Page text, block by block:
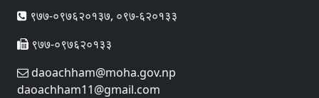
९७७-०९७६२०१३७, ०९७-६२०१३३
९७७-०९७६२०१३३
daoachham@moha.gov.np
daoachham11@gmail.com